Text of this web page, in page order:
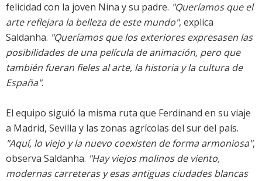
felicidad con la joven Nina y su padre. "Queríamos que el
arte reflejara la belleza de este mundo", explica
Saldanha. "Queríamos que los exteriores expresasen las
posibilidades de una película de animación, pero que
también fueran fieles al arte, la historia y la cultura de
España".
El equipo siguió la misma ruta que Ferdinand en su viaje
a Madrid, Sevilla y las zonas agrícolas del sur del país.
"Aquí, lo viejo y la nuevo coexisten de forma armoniosa",
observa Saldanha. "Hay viejos molinos de viento,
modernas carreteras y esas antiguas ciudades blancas